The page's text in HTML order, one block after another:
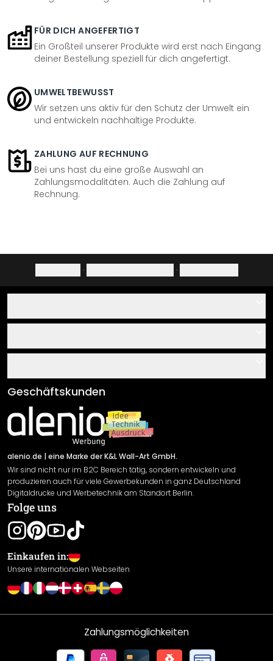
FÜR DICH ANGEFERTIGT
Ein Großteil unserer Produkte wird erst nach Eingang
deiner Bestellung speziell für dich angefertigt.
UMWELTBEWUSST
Wir setzen uns aktiv für den Schutz der Umwelt ein
und entwickeln nachhaltige Produkte.
ZAHLUNG AUF RECHNUNG
Bei uns hast du eine große Auswahl an
Zahlungsmodalitäten. Auch die Zahlung auf
Rechnung.
· ·
Über uns
Klebe- und Montageanleitungen
Newsletter An-/Abmeldung
Sendungsverfolgung
AGB
Impressum
Versand & Zahlung
Rücksendung
Widerrufsrecht
Datenschutzerklärung
Gewährleistung
Leistungserklärung / CE-Zeichen
Cookie Einstellungen
Geschäftskunden
alenio.de | eine Marke der K&L Wall-Art GmbH.
Wir sind nicht nur im B2C Bereich tätig, sondern entwickeln und
produzieren auch für viele Gewerbekunden in ganz Deutschland
Digitaldrucke und Werbetechnik am Standort Berlin.
Folge uns
Einkaufen in:
Unsere internationalen Webseiten
Zahlungsmöglichkeiten